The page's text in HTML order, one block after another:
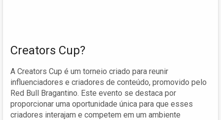
Creators Cup?
A Creators Cup é um torneio criado para reunir
influenciadores e criadores de conteúdo, promovido pelo
Red Bull Bragantino. Este evento se destaca por
proporcionar uma oportunidade única para que esses
criadores interajam e competem em um ambiente